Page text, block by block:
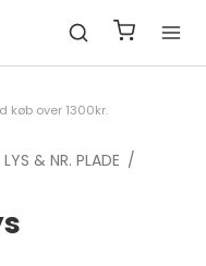
køb over 1300kr.
LYS & NR. PLADE /